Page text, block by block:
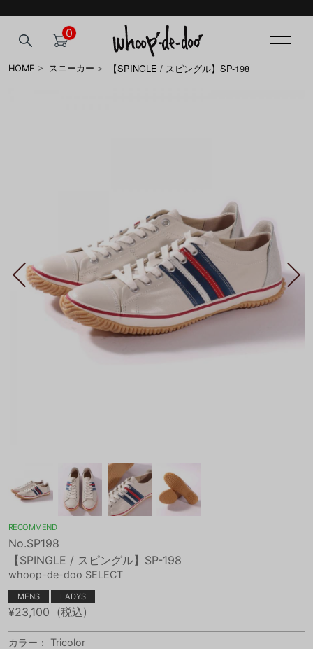
0
HOME > スニーカー > 【SPINGLE / スピングル】SP-198
RECOMMEND
No.SP198
【SPINGLE / スピングル】SP-198
whoop-de-doo SELECT
MENS LADYS
¥23,100 (税込)
カラー： Tricolor